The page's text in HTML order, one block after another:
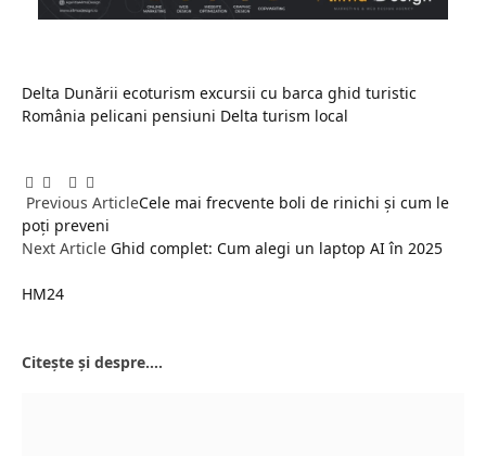
Delta Dunării ecoturism excursii cu barca ghid turistic
România pelicani pensiuni Delta turism local
Facebook
Twitter
Pinterest
LinkedIn
Tumblr
Previous ArticleCele mai frecvente boli de rinichi și cum le
poți preveni
Next Article Ghid complet: Cum alegi un laptop AI în 2025
HM24
Citește și despre....